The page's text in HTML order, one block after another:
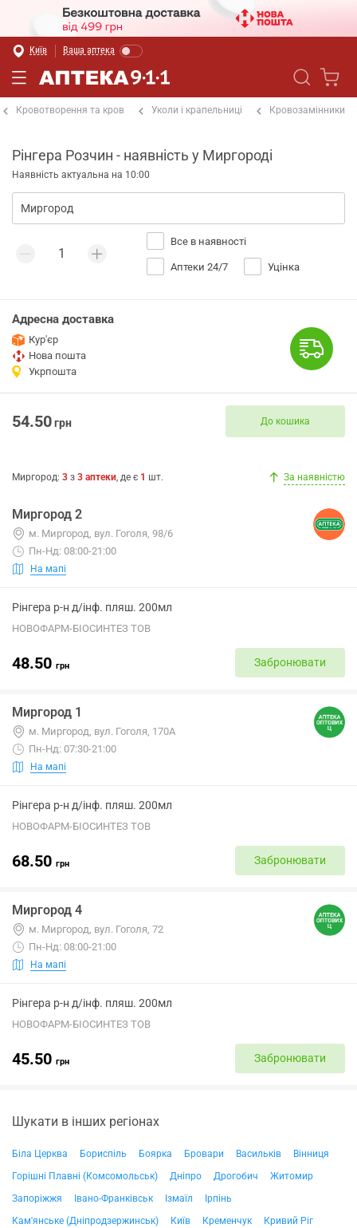
Київ Ваша аптека
Кровотворення та кров Уколи і крапельниці Кровозамінники
Рінгера Розчин - наявність у Миргороді
Наявність актуальна на 10:00
Все в наявності
Аптеки 24/7 Уцінка
Адресна доставка
Кур'єр
Нова пошта
Укрпошта
54.50грн До кошика
Миргород: 3 з 3 аптеки, де є 1 шт. За наявністю
Миргород 2
м. Миргород, вул. Гоголя, 98/6
Пн-Нд: 08:00-21:00
На мапі
Рінгера р-н д/інф. пляш. 200мл
НОВОФАРМ-БІОСИНТЕЗ ТОВ
48.50 грн Забронювати
Миргород 1
м. Миргород, вул. Гоголя, 170А
Пн-Нд: 07:30-21:00
На мапі
Рінгера р-н д/інф. пляш. 200мл
НОВОФАРМ-БІОСИНТЕЗ ТОВ
68.50 грн Забронювати
Миргород 4
м. Миргород, вул. Гоголя, 72
Пн-Нд: 08:00-21:00
На мапі
Рінгера р-н д/інф. пляш. 200мл
НОВОФАРМ-БІОСИНТЕЗ ТОВ
45.50 грн Забронювати
Шукати в інших регіонах
Біла Церква Бориспіль Боярка Бровари Васильків
Вінниця
Горішні Плавні (Комсомольськ)
Дніпро Дрогобич
Житомир
Запоріжжя
Івано-Франківськ Ізмаїл
Ірпінь
Кам'янське (Дніпродзержинськ)
Київ Кременчук
Кривий Ріг